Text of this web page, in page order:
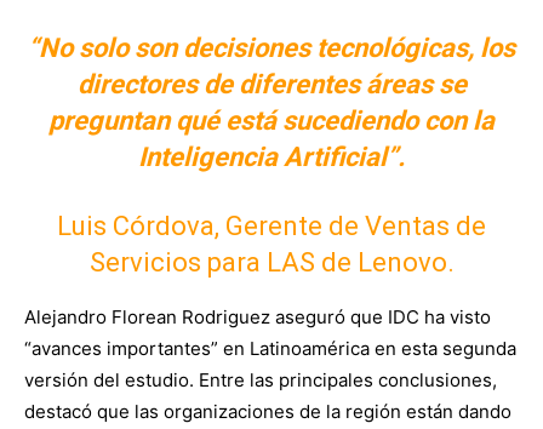
“No solo son decisiones tecnológicas, los
directores de diferentes áreas se
preguntan qué está sucediendo con la
Inteligencia Artificial”.
Luis Córdova, Gerente de Ventas de
Servicios para LAS de Lenovo.
Alejandro Florean Rodriguez aseguró que IDC ha visto
“avances importantes” en Latinoamérica en esta segunda
versión del estudio. Entre las principales conclusiones,
destacó que las organizaciones de la región están dando